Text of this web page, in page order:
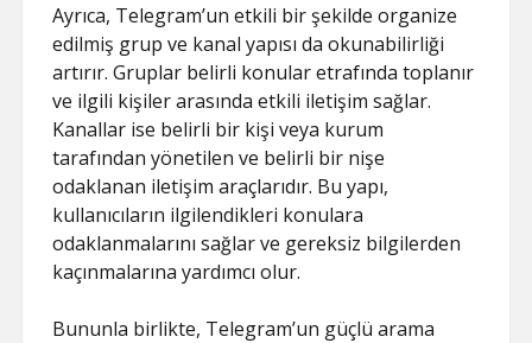
Ayrıca, Telegram’un etkili bir şekilde organize
edilmiş grup ve kanal yapısı da okunabilirliği
artırır. Gruplar belirli konular etrafında toplanır
ve ilgili kişiler arasında etkili iletişim sağlar.
Kanallar ise belirli bir kişi veya kurum
tarafından yönetilen ve belirli bir nişe
odaklanan iletişim araçlarıdır. Bu yapı,
kullanıcıların ilgilendikleri konulara
odaklanmalarını sağlar ve gereksiz bilgilerden
kaçınmalarına yardımcı olur.
Bununla birlikte, Telegram’un güçlü arama